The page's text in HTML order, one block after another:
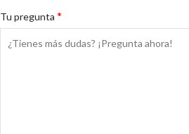
Tu pregunta *